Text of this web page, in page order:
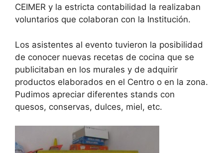
CEIMER y la estricta contabilidad la realizaban
voluntarios que colaboran con la Institución.
Los asistentes al evento tuvieron la posibilidad
de conocer nuevas recetas de cocina que se
publicitaban en los murales y de adquirir
productos elaborados en el Centro o en la zona.
Pudimos apreciar diferentes stands con
quesos, conservas, dulces, miel, etc.